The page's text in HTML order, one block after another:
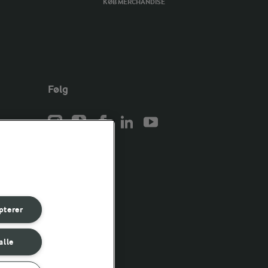
KØB MERCHANDISE
for
for
Følg